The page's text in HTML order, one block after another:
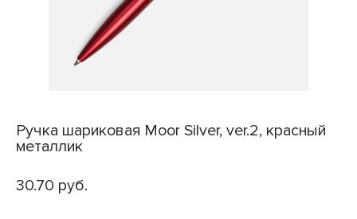
Ручка шариковая Moor Silver, ver.2, красный
металлик
30.70 руб.